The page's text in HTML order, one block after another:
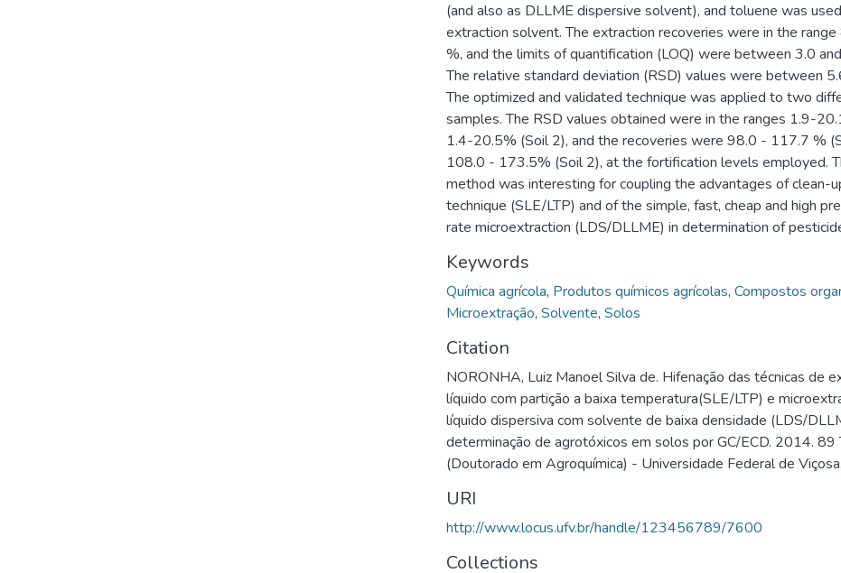
(and also as DLLME dispersive solvent), and toluene was
extraction solvent. The extraction recoveries were in the
%, and the limits of quantification (LOQ) were between 3.0
The relative standard deviation (RSD) values were between
The optimized and validated technique was applied to two
samples. The RSD values obtained were in the ranges 1.9-
1.4-20.5% (Soil 2), and the recoveries were 98.0 - 117.7 %
108.0 - 173.5% (Soil 2), at the fortification levels employed.
method was interesting for coupling the advantages of clean-
technique (SLE/LTP) and of the simple, fast, cheap and high
rate microextraction (LDS/DLLME) in determination of
Keywords
Química agrícola, Produtos químicos agrícolas, Compostos
Microextração, Solvente, Solos
Citation
NORONHA, Luiz Manoel Silva de. Hifenação das técnicas de
líquido com partição a baixa temperatura(SLE/LTP) e
líquido dispersiva com solvente de baixa densidade (LDS/
determinação de agrotóxicos em solos por GC/ECD. 2014. 89
(Doutorado em Agroquímica) - Universidade Federal de
URI
http://www.locus.ufv.br/handle/123456789/7600
Collections